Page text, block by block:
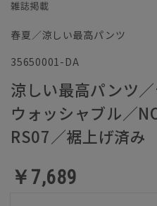
春夏／涼しい最高パンツ
35650001-DA
涼しい最高パンツ
ウォッシャブル／
RS07／裾上げ済み
￥7,689